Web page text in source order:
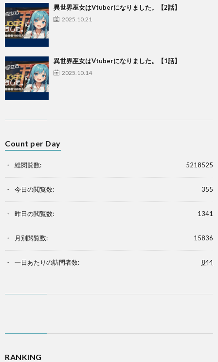
異世界巫女はVtuberになりました。【2話】
2025.10.21
異世界巫女はVtuberになりました。【1話】
2025.10.14
Count per Day
5218525
総閲覧数:
355
今日の閲覧数:
1341
昨日の閲覧数:
15836
月別閲覧数:
844
一日あたりの訪問者数:
RANKING